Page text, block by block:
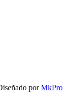
porMkPro